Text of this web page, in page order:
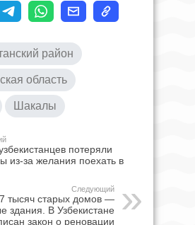
район
область
Шакалы
потеряли
из-за желания поехать в
Следующий
тысяч старых домов —
здания. В Узбекистане
закон о реновации